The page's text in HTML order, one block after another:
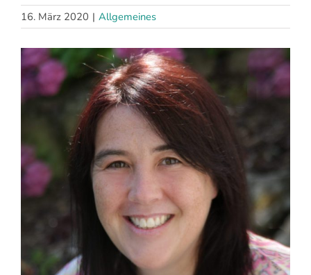
16. März 2020 | Allgemeines
Zeige
grösseres
Bild